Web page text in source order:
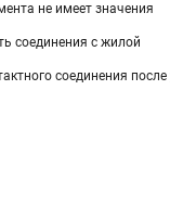
не имеет значения
соединения с жилой
соединения после